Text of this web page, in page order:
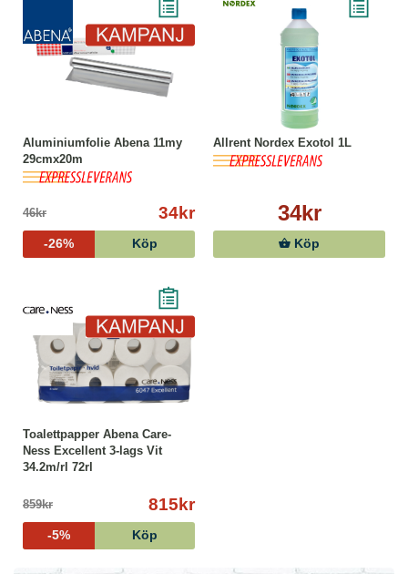
Aluminiumfolie Abena 11my
29cmx20m
46kr 34kr
-26% Köp
Allrent Nordex Exotol 1L
34kr
Köp
Toalettpapper Abena Care-
Ness Excellent 3-lags Vit
34.2m/rl 72rl
859kr 815kr
-5% Köp